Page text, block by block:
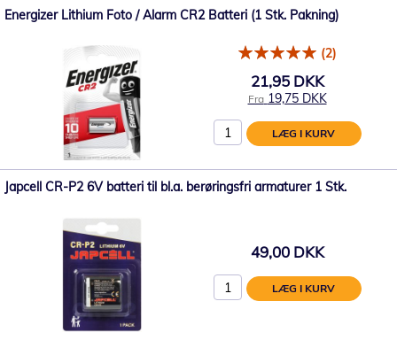
Energizer Lithium Foto / Alarm CR2 Batteri (1 Stk. Pakning)
(2)
21,95 DKK
Fra 19,75 DKK
LÆG I KURV
Japcell CR-P2 6V batteri til bl.a. berøringsfri armaturer 1 Stk.
49,00 DKK
LÆG I KURV